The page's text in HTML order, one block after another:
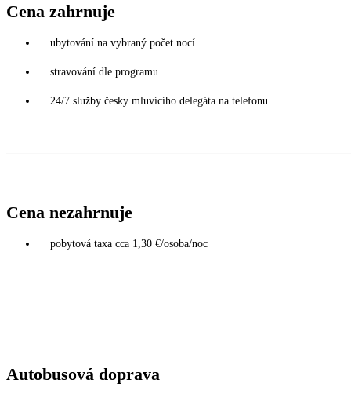
Cena zahrnuje
ubytování na vybraný počet nocí
stravování dle programu
24/7 služby česky mluvícího delegáta na telefonu
Cena nezahrnuje
pobytová taxa cca 1,30 €/osoba/noc
Autobusová doprava